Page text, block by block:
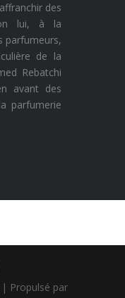
des
lui, à la
parfumeurs,
de la
Rebatchi
avant des
parfumerie
| Propulsé par